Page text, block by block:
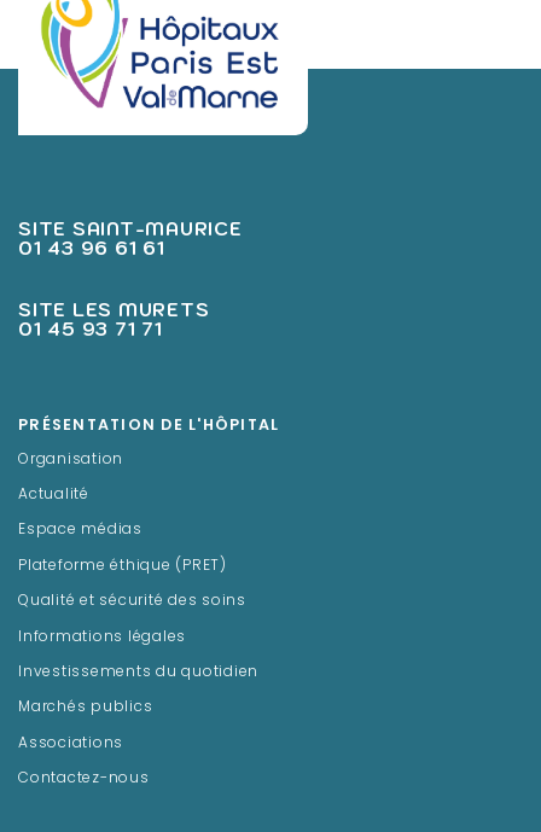
SITE SAINT-MAURICE
01 43 96 61 61
SITE LES MURETS
01 45 93 71 71
PRÉSENTATION DE L'HÔPITAL
Organisation
Actualité
Espace médias
Plateforme éthique (PRET)
Qualité et sécurité des soins
Informations légales
Investissements du quotidien
Marchés publics
Associations
Contactez-nous